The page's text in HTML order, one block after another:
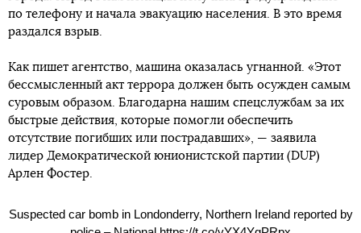
по телефону и начала эвакуацию населения. В это время
раздался взрыв.
Как пишет агентство, машина оказалась угнанной. «Этот
бессмысленный акт террора должен быть осужден самым
суровым образом. Благодарна нашим спецслужбам за их
быстрые действия, которые помогли обеспечить
отсутствие погибших или пострадавших», — заявила
лидер Демократической юнионистской партии (DUP)
Арлен Фостер.
Suspected car bomb in Londonderry, Northern Ireland reported by